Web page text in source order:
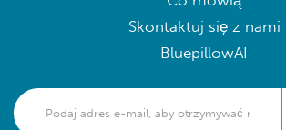
Skontaktuj się z nami
BluepillowAI